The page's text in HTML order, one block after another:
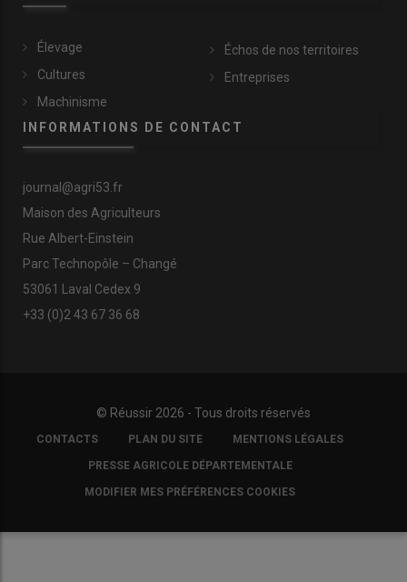
Élevage
Cultures
Machinisme
Échos de nos territoires
Entreprises
INFORMATIONS DE CONTACT
journal@agri53.fr
Maison des Agriculteurs
Rue Albert-Einstein
Parc Technopôle – Changé
53061 Laval Cedex 9
+33 (0)2 43 67 36 68
© Réussir 2026 - Tous droits réservés
FOOTER
COPYRIGHT
CONTACTS PLAN DU SITE MENTIONS LÉGALES
PRESSE AGRICOLE DÉPARTEMENTALE
MODIFIER MES PRÉFÉRENCES COOKIES